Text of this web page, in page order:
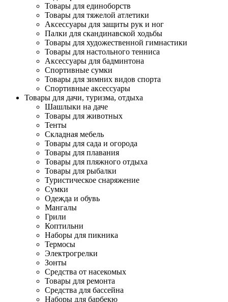
Товары для единоборств
Товары для тяжелой атлетики
Аксессуары для защиты рук и ног
Палки для скандинавской ходьбы
Товары для художественной гимнастики
Товары для настольного тенниса
Аксессуары для бадминтона
Спортивные сумки
Товары для зимних видов спорта
Спортивные аксессуары
Товары для дачи, туризма, отдыха
Шашлыки на даче
Товары для животных
Тенты
Складная мебель
Товары для сада и огорода
Товары для плавания
Товары для пляжного отдыха
Товары для рыбалки
Туристическое снаряжение
Сумки
Одежда и обувь
Мангалы
Грили
Коптильни
Наборы для пикника
Термосы
Электрогрелки
Зонты
Средства от насекомых
Товары для ремонта
Средства для бассейна
Наборы для барбекю